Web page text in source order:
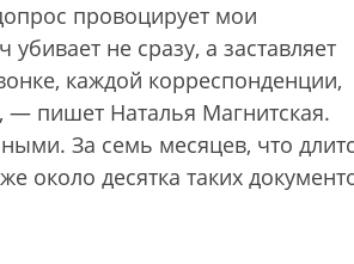
провоцирует мои
не сразу, а заставляет
каждой корреспонденции,
пишет Наталья Магнитская.
За семь месяцев, что
около десятка таких